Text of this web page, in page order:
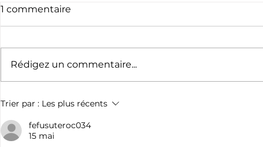
L’exposition des 120 ans
du rugby résiste à la
canicule.
1 commentaire
Rédigez un commentaire...
Trier par : Les plus récents
fefusuteroc034
15 mai